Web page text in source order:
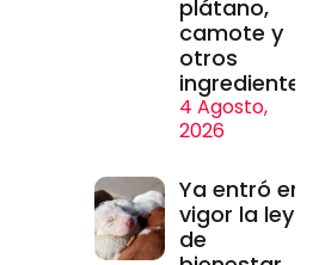
plátano,
camote y
otros
ingredientes
4 Agosto,
2026
Ya entró en
vigor la ley
de